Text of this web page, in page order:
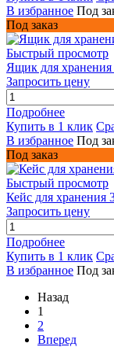
В избранное Под
Под заказ
Быстрый просмотр
Ящик для
Запросить цену
Подробнее
Купить в 1 клик
В избранное Под
Под заказ
Быстрый просмотр
Кейс для хранения
Запросить цену
Подробнее
Купить в 1 клик
В избранное Под
Назад
1
2
Вперед